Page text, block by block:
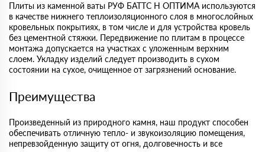
Плиты из каменной ваты РУФ БАТТС Н ОПТИМА используются
в качестве нижнего теплоизоляционного слоя в многослойных
кровельных покрытиях, в том числе и для устройства кровель
без цементной стяжки. Передвижение по плитам в процессе
монтажа допускается на участках с уложенным верхним
слоем. Укладку изделий следует производить в сухом
состоянии на сухое, очищенное от загрязнений основание.
Преимущества
Произведенный из природного камня, наш продукт способен
обеспечивать отличную тепло- и звукоизоляцию помещения,
непревзойденную защиту от огня, долговечность и все